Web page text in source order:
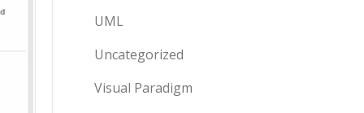
UML
Uncategorized
Visual Paradigm